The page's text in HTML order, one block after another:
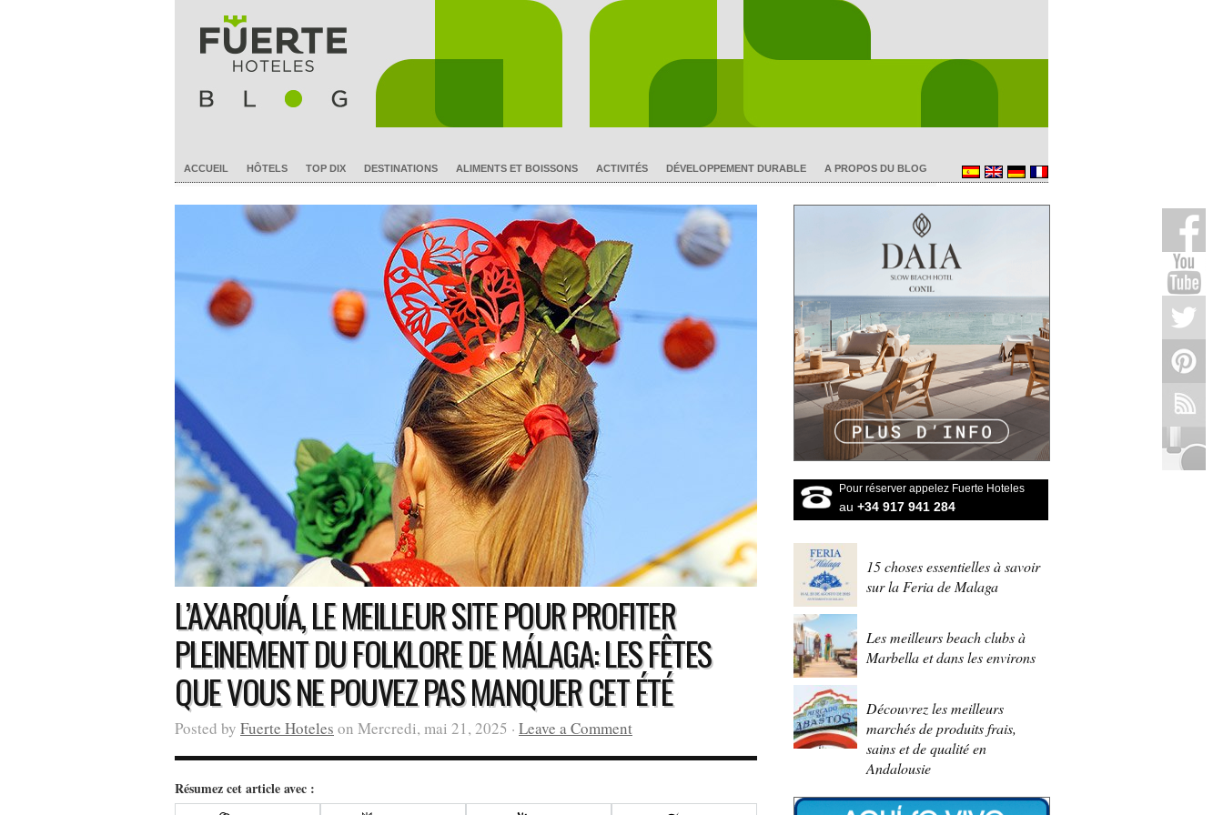
ACCUEIL HÔTELS TOP DIX DESTINATIONS ALIMENTS ET BOISSONS ACTIVITÉS DÉVELOPPEMENT DURABLE A PROPOS DU BLOG
L’AXARQUÍA, LE MEILLEUR SITE POUR PROFITER
PLEINEMENT DU FOLKLORE DE MÁLAGA: LES FÊTES
QUE VOUS NE POUVEZ PAS MANQUER CET ÉTÉ
Posted by Fuerte Hoteles on Mercredi, mai 21, 2025 · Leave a Comment
Résumez cet article avec :
Pour réserver appelez Fuerte Hoteles
au +34 917 941 284
15 choses essentielles à savoir
sur la Feria de Malaga
Les meilleurs beach clubs à
Marbella et dans les environs
Découvrez les meilleurs
marchés de produits frais,
sains et de qualité en
Andalousie